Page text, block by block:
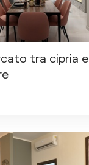
tra cipria e